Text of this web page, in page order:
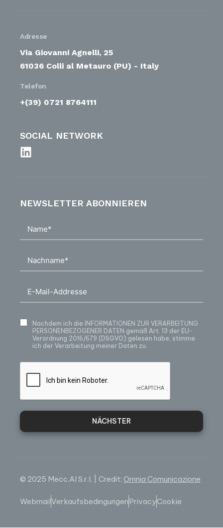
Adresse
Via Giovanni Agnelli, 25
61036 Colli al Metauro (PU) - Italy
Telefon
+(39) 0721 8764111
SOCIAL NETWORK
NEWSLETTER ABONNIEREN
Nachdem ich die INFORMATIONEN ZUR VERARBEITUNG
PERSONENBEZOGENER DATEN gemäß Art. 13 der EU-
Verordnung 2016/679 (DSGVO) gelesen habe, stimme
ich der Verarbeitung meiner Daten zu.
NÄCHSTER
© 2025 Mecc.Al S.r.l. | Credit: Omnia Comunicazione
WebmailVerkaufsbedingungenPrivacyCookie